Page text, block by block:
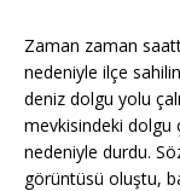
Zaman zaman
nedeniyle ilçe
deniz dolgu yolu
mevkisindeki dolgu
nedeniyle durdu.
görüntüsü oluştu,